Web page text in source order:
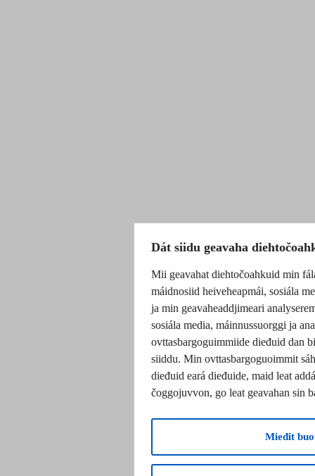
Dát siidu geavaha
Mii geavahat diehtočoahkuid min
máidnosiid heiveheapmái, sosiála
ja min geavaheaddjimeari
sosiála media, máinnussuorggi ja
ovttasbargoguimmiide dieđuid dan
siiddu. Min ovttasbargoguoimmit
dieđuid eará dieđuide, maid leat
čoggojuvvon, go leat geavahan sin
Mieđit